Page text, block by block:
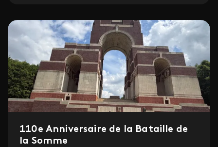
110e Anniversaire de la Bataille de
la Somme